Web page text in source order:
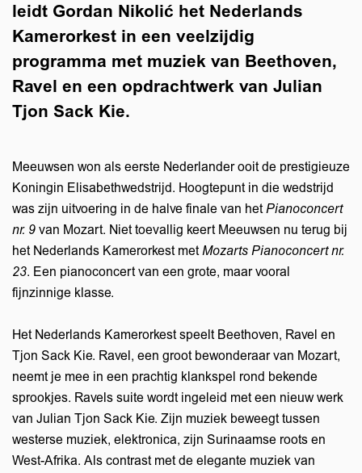
leidt Gordan Nikolić het Nederlands
Kamerorkest in een veelzijdig
programma met muziek van Beethoven,
Ravel en een opdrachtwerk van Julian
Tjon Sack Kie.
Meeuwsen won als eerste Nederlander ooit de prestigieuze
Koningin Elisabethwedstrijd. Hoogtepunt in die wedstrijd
was zijn uitvoering in de halve finale van hetPianoconcert
nr. 9 van Mozart. Niet toevallig keert Meeuwsen nu terug bij
het Nederlands Kamerorkest metMozarts Pianoconcert nr.
23. Een pianoconcert van een grote, maar vooral
fijnzinnige klasse.
Het Nederlands Kamerorkest speelt Beethoven, Ravel en
Tjon Sack Kie. Ravel, een groot bewonderaar van Mozart,
neemt je mee in een prachtig klankspel rond bekende
sprookjes. Ravels suite wordt ingeleid met een nieuw werk
van Julian Tjon Sack Kie. Zijn muziek beweegt tussen
westerse muziek, elektronica, zijn Surinaamse roots en
West-Afrika. Als contrast met de elegante muziek van